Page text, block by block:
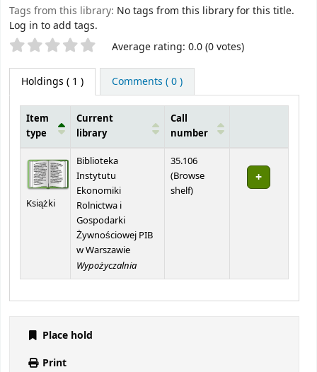
Tags from this library: No tags from this library for this title.
Log in to add tags.
Star ratings Average rating: 0.0 (0 votes)
Holdings ( 1 ) Comments ( 0 )
Item
type
Current
library
Call
number
Książki
Biblioteka
Instytutu
Ekonomiki
Rolnictwa i
Gospodarki
Żywnościowej PIB
w Warszawie
Wypożyczalnia
35.106
(Browse
shelf(Opens below)
)
Place hold
Print